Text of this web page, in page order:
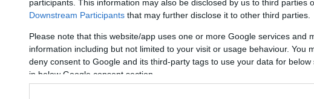
participants. This information may also be disclosed by us to third parties
Downstream Participants that may further disclose it to other third parties.
Please note that this website/app uses one or more Google services and
information including but not limited to your visit or usage behaviour. You
deny consent to Google and its third-party tags to use your data for below
in below Google consent section.
Ο καιρός των επομένων ημερών:
Κανονικός Αύγουστος με δυνατούς
βοριάδες και σταδιακή άνοδο της
θερμοκρασίας